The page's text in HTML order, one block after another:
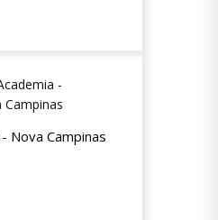
Nova Campinas